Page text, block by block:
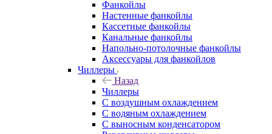
Фанкойлы
Настенные фанкойлы
Кассетные фанкойлы
Канальные фанкойлы
Напольно-потолочные фанкойлы
Аксессуары для фанкойлов
Чиллеры
Назад
Чиллеры
С воздушным охлаждением
С водяным охлаждением
С выносным конденсатором